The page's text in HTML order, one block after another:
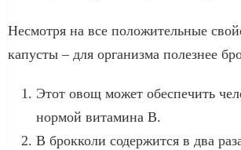
Несмотря на все положительные
капусты – для организма полезнее
Этот овощ может обеспечить
нормой витамина В.
В брокколи содержится в два